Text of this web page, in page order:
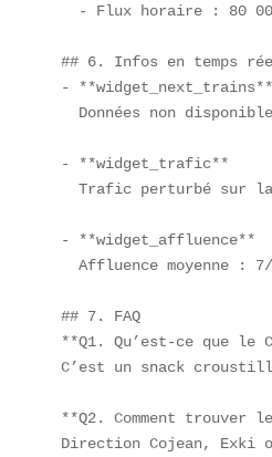
- Flux horaire : 80
## 6. Infos en temps
-
Données non
- **widget_trafic**
Trafic perturbé sur
- **widget_affluence**
Affluence moyenne :
## 7. FAQ
**Q1. Qu’est-ce que le
C’est un snack
**Q2. Comment
Direction Cojean, Exki